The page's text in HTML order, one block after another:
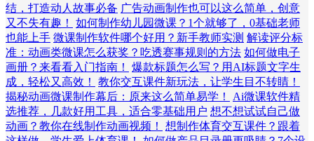
结，打造动人故事必备 广告动画制作也可以这么简单，创意
又不失有趣！
如何制作幼儿园微课？1个就够了，0基础老师
也能上手 微课制作软件哪个好用？新手教师实测 解读评分标
准：动画类微课怎么获奖？吃透赛事规则的方法 如何做电子
画册？来看看入门指南！
爆款标题怎么写？用AI标题文字生
成，轻松又高效！
教你交互课件新玩法，让学生目不转睛！
揭秘动画微课制作幕后：原来这么简单易学！
Ai微课软件精
选推荐，几款好用工具，适合零基础用户 想不想试试自己做
动画？教你在线制作动画视频！
想制作体育交互课件？跟着